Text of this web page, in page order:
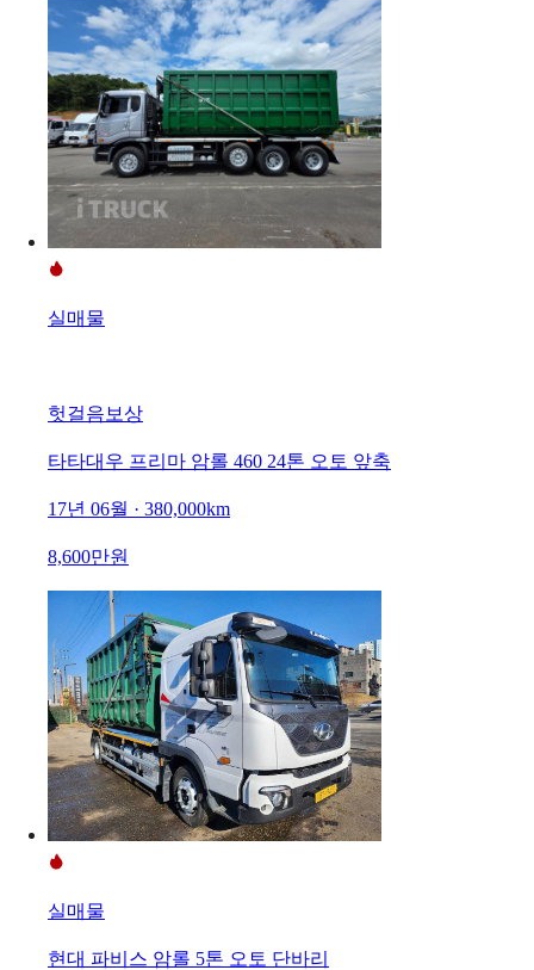
실매물
헛걸음보상
타타대우 프리마 암롤 460 24톤 오토 앞축
17년 06월 · 380,000km
8,600만원
실매물
현대 파비스 암롤 5톤 오토 단바리